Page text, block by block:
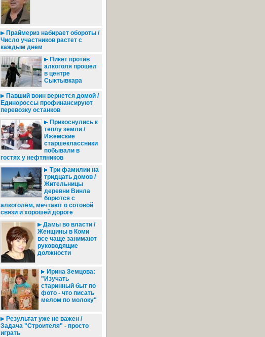
Праймериз набирает обороты /
Число участников растет с
каждым днем
Пикет против
алкоголя прошел
в центре
Сыктывкара
Павший воин вернется домой /
Единороссы профинансируют
перевозку останков
Прикоснулись к
теплу земли /
Ижемские
старшеклассники
побывали в
гостях у нефтяников
Три фамилии на
тридцать домов /
Жительницы
деревни Винла
борются с
алкоголем, мечтают о сотовой
связи и хорошей дороге
Дамы во власти /
Женщины в Коми
все чаще занимают
руководящие
должности
Ирина Земцова:
"Изучать
старинный быт по
фото - что писать
мелом по молоку"
Результат уже не важен /
Задача "Строителя" - просто
играть